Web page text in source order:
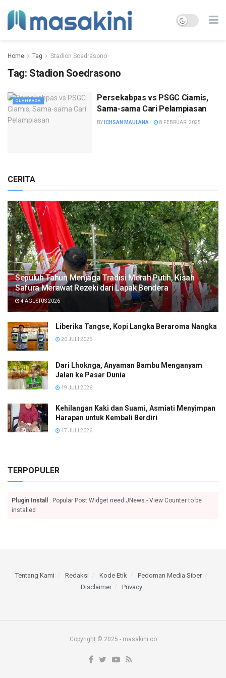
Home Tag Stadion Soedrasono
Tag: Stadion Soedrasono
OLAHRAGA
Persekabpas vs PSGC Ciamis,
Sama-sama Cari Pelampiasan
BY ICHSAN MAULANA 8 FEBRUARI 2025
CERITA
Sepuluh Tahun Menjaga Tradisi Merah Putih, Kisah
Safura Merawat Rezeki dari Lapak Bendera
4 AGUSTUS 2026
Liberika Tangse, Kopi Langka Beraroma Nangka
20 JULI 2026
Dari Lhoknga, Anyaman Bambu Menganyam
Jalan ke Pasar Dunia
19 JULI 2026
Kehilangan Kaki dan Suami, Asmiati Menyimpan
Harapan untuk Kembali Berdiri
17 JULI 2026
TERPOPULER
Plugin Install
: Popular Post Widget need JNews - View Counter to be
installed
Tentang Kami Redaksi Kode Etik
Pedoman Media Siber
Disclaimer
Privacy
Copyright © 2025 - masakini.co